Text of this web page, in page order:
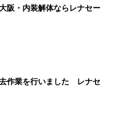
阪・内装解体ならレナセー
作業を行いました レナセ